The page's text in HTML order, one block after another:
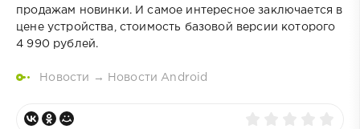
продажам новинки. И самое интересное заключается в
цене устройства, стоимость базовой версии которого
4 990 рублей.
Новости → Новости Android